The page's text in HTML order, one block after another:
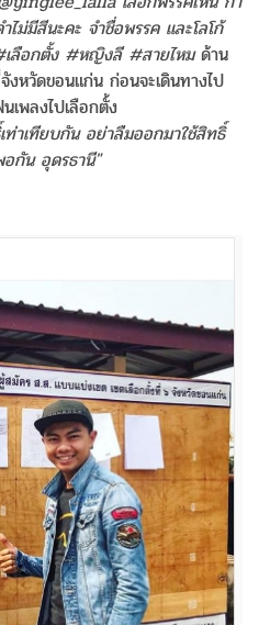
ไม่มีสีนะคะ จำชื่อพรรค และโลโก้
ลือกตั้ง #หญิงลี #สายไหมด้าน
งหวัดขอนแก่น ก่อนจะเดินทางไป
เพลงไปเลือกตั้ง
าเทียบกัน อย่าลืมออกมาใช้สิทธิ์
กัน อุดรธานี"